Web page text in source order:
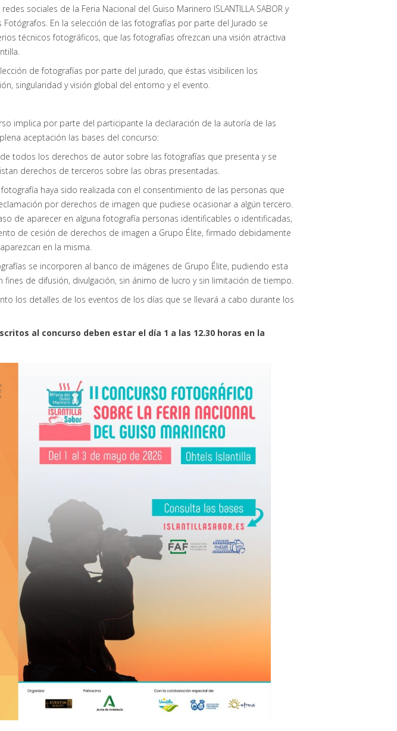
sociales de la Feria Nacional del Guiso Marinero ISLANTILLA SABOR y
Fotógrafos. En la selección de las fotografías por parte del Jurado se
técnicos fotográficos, que las fotografías ofrezcan una visión atractiva
de fotografías por parte del jurado, que éstas visibilicen los
singularidad y visión global del entorno y el evento.
implica por parte del participante la declaración de la autoría de las
aceptación las bases del concurso:
todos los derechos de autor sobre las fotografías que presenta y se
derechos de terceros sobre las obras presentadas.
haya sido realizada con el consentimiento de las personas que
por derechos de imagen que pudiese ocasionar a algún tercero.
de aparecer en alguna fotografía personas identificables o identificadas,
de cesión de derechos de imagen a Grupo Élite, firmado debidamente
en la misma.
se incorporen al banco de imágenes de Grupo Élite, pudiendo esta
fines de difusión, divulgación, sin ánimo de lucro y sin limitación de tiempo.
los detalles de los eventos de los días que se llevará a cabo durante los
al concurso deben estar el día 1 a las 12.30 horas en la